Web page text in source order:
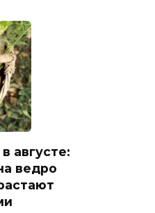
августе:
ведро